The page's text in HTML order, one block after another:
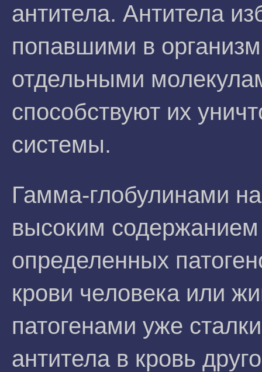
антитела. Антитела
попавшими в
отдельными
способствуют их
системы.
Гамма-глобулинами
высоким содержанием
определенных
крови человека или
патогенами уже
антитела в кровь